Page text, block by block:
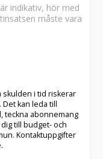
indikativ, hör med
måste vara
skulden i tid riskerar
kan leda till
teckna abonnemang
till budget- och
Kontaktuppgifter
.